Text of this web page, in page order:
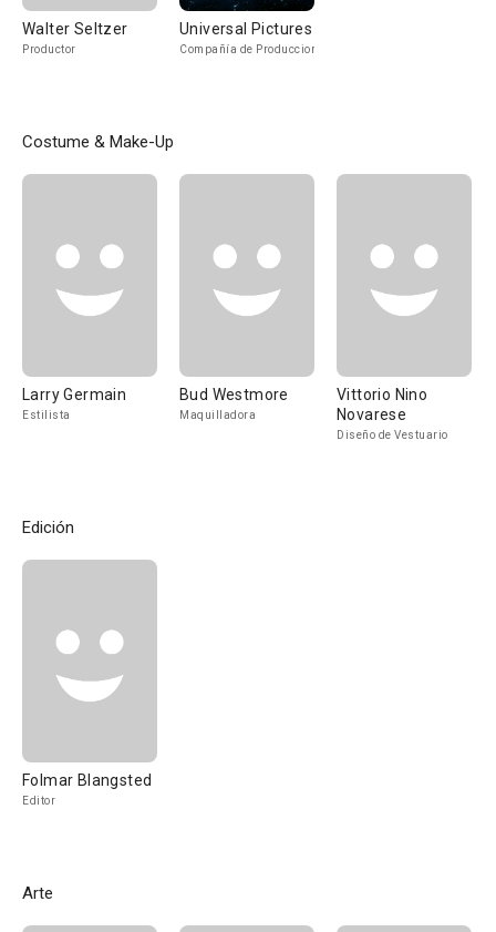
Walter Seltzer
Productor
Universal Pictures
Compañía de Produccion
Costume & Make-Up
Larry Germain
Estilista
Bud Westmore
Maquilladora
Vittorio Nino
Novarese
Diseño de Vestuario
Edición
Folmar Blangsted
Editor
Arte